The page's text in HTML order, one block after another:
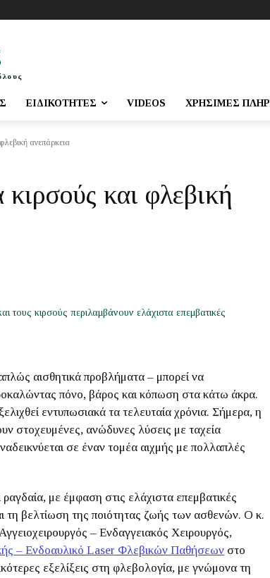
ΕΙΔΙΚΌΤΗΤΕΣ VIDEOS ΧΡΉΣΙΜΕΣ
ανεπάρκεια
κιρσούς και φλεβική
αισθητικά προβλήματα – μπορεί να
πόνο, βάρος και κόπωση στα κάτω άκρα.
εντυπωσιακά τα τελευταία χρόνια. Σήμερα, η
στοχευμένες, ανώδυνες λύσεις με ταχεία
σε έναν τομέα αιχμής με πολλαπλές
με έμφαση στις ελάχιστα επεμβατικές
τη βελτίωση της ποιότητας ζωής των ασθενών. Ο κ.
– Ενδαγγειακός Χειρουργός,
– Ενδοαυλικό Laser Φλεβικών Παθήσεων στο
εξελίξεις στη φλεβολογία, με γνώμονα τη